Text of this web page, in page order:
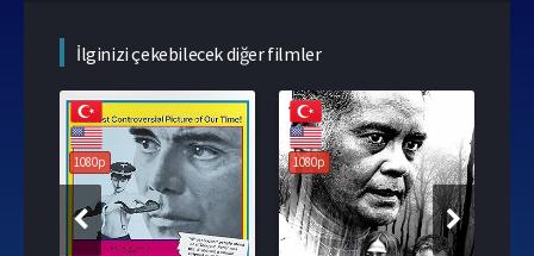
İlginizi çekebilecek diğer filmler
1080p 1080p